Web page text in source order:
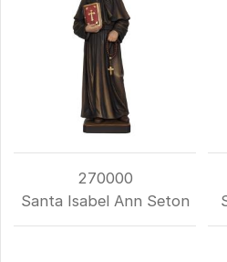
270000
Santa Isabel Ann Seton